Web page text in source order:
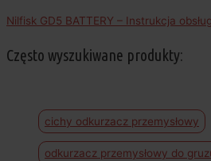
Nilfisk GD5 BATTERY – Instrukcja
Często wyszukiwane produkty:
cichy odkurzacz przemysłowy
odkurzacz przemysłowy do